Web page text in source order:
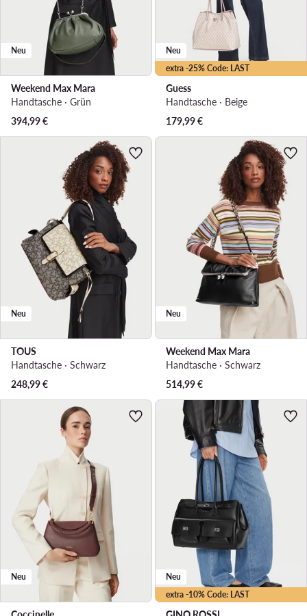
Neu
Weekend Max Mara
Handtasche · Grün
394,99€
extra -25% Code: LAST
Neu
Guess
Handtasche · Beige
179,99€
Neu
TOUS
Handtasche · Schwarz
248,99€
Neu
Weekend Max Mara
Handtasche · Schwarz
514,99€
Neu
extra -10% Code: LAST
Neu